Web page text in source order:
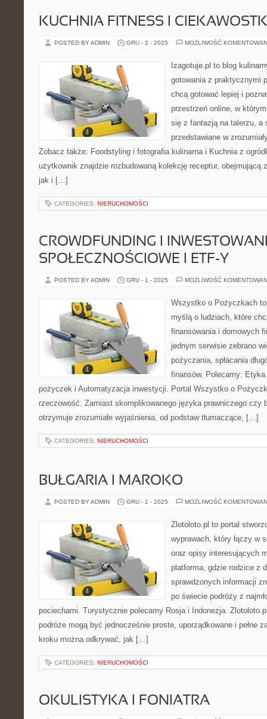
KUCHNIA FITNESS I
POSTED BY ADMIN GRU - 2 - 2025 MOŻLIWOŚĆ
Izagotuje.pl to blog
gotowania z praktycznymi
chcą gotować lepiej i
przestrzeń online, w
się z fantazją na talerzu, a
przedstawiane w
Zobacz także: Foodstyling i fotografia kulinarna i Kuchnia z
użytkownik znajdzie rozbudowaną kolekcję receptur, obejmującą
jak i […]
CATEGORIES: NIERUCHOMOŚCI
CROWDFUNDING I
SPOŁECZNOŚCIOWE I ETF-Y
POSTED BY ADMIN GRU - 1 - 2025 MOŻLIWOŚĆ
Wszystko o Pożyczkach
myślą o ludziach, które
finansowania i domowych
jednym serwisie zebrano
pożyczania, spłacania
finansów. Polecamy:
pożyczek i Automatyzacja inwestycji. Portal Wszystko o
rzeczowość. Zamiast skomplikowanego języka prawniczego czy
otrzymuje zrozumiałe wyjaśnienia, od podstaw tłumaczące, […]
CATEGORIES: NIERUCHOMOŚCI
BUŁGARIA I MAROKO
POSTED BY ADMIN GRU - 1 - 2025 MOŻLIWOŚĆ
Zlotoloto.pl to portal
wyprawach, który łączy w
oraz opisy interesujących
platforma, gdzie rodzice z
sprawdzonych informacji
po świecie podróży z
pociechami. Turystycznie polecamy Rosja i Indonezja.
podróże mogą być jednocześnie proste, uporządkowane i pełne
kroku można odkrywać, jak […]
CATEGORIES: NIERUCHOMOŚCI
OKULISTYKA I FONIATRA